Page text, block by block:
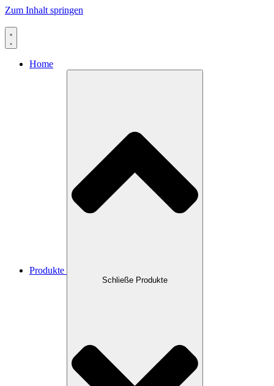
Zum Inhalt springen
Home
Produkte
Schließe Produkte